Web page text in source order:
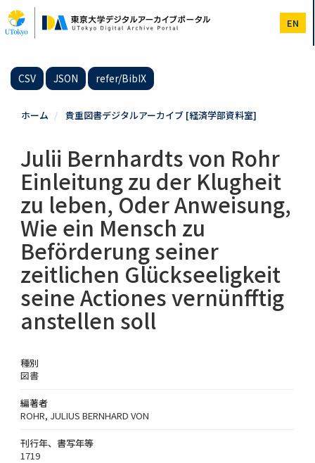
イ
ン
EN
CSV JSON refer/BibIX
ホーム 貴重図書デジタルアーカイブ [経済学部資料室]
Julii Bernhardts von Rohr
Einleitung zu der Klugheit
zu leben, Oder Anweisung,
Wie ein Mensch zu
Beförderung seiner
zeitlichen Glückseeligkeit
seine Actiones vernünfftig
anstellen soll
種別
図書
編著者
ROHR, JULIUS BERNHARD VON
刊行年、書写年等
1719